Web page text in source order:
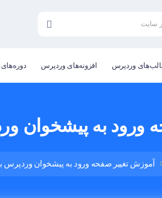
وردپرس افزونه‌های وردپرس
ورود به پیشخوان
آموزش تغییر صفحه ورود به پیشخوان وردپرس